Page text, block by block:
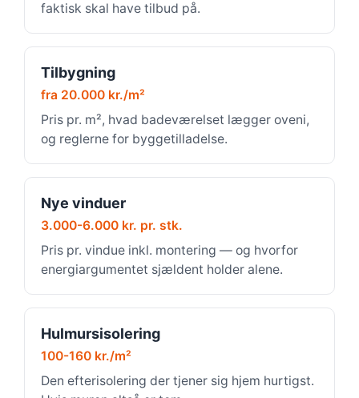
faktisk skal have tilbud på.
Tilbygning
fra 20.000 kr./m²
Pris pr. m², hvad badeværelset lægger oveni,
og reglerne for byggetilladelse.
Nye vinduer
3.000-6.000 kr. pr. stk.
Pris pr. vindue inkl. montering — og hvorfor
energiargumentet sjældent holder alene.
Hulmursisolering
100-160 kr./m²
Den efterisolering der tjener sig hjem hurtigst.